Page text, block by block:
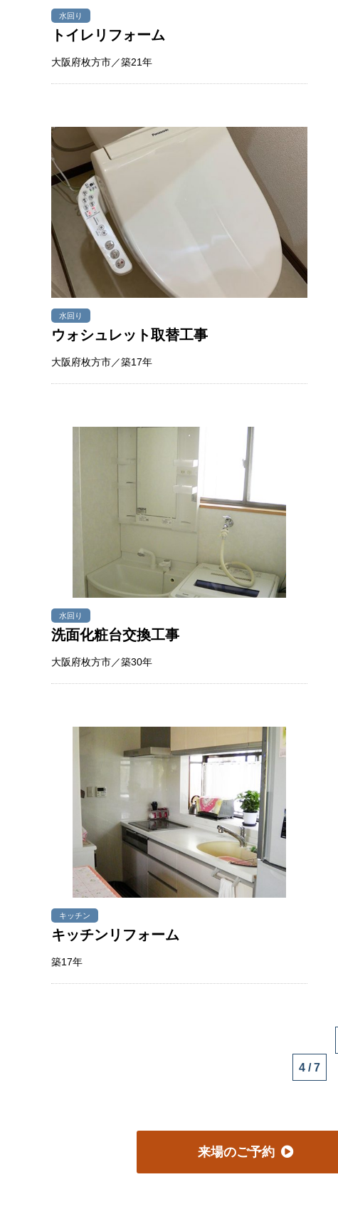
水回り
トイレリフォーム
大阪府枚方市／築21年
水回り
ウォシュレット取替工事
大阪府枚方市／築17年
水回り
洗面化粧台交換工事
大阪府枚方市／築30年
キッチン
キッチンリフォーム
築17年
4 / 7
来場のご予約